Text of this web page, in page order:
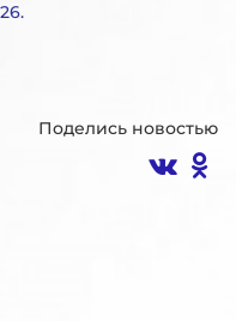
Поделись новостью